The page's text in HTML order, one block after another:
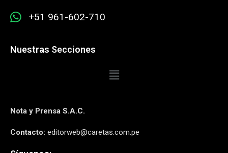
+51 961-602-710
Nuestras Secciones
Nota y Prensa S.A.C.
Contacto: editorweb@caretas.com.pe